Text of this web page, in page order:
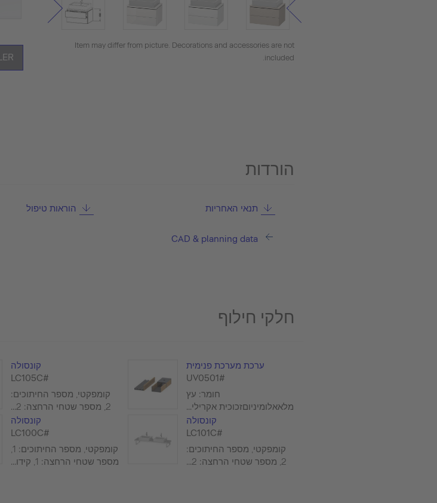
Item may differ from picture. Decorations and accessories are not
included.
הורדות
תנאי האחריות הוראות טיפול
CAD & planning data
חלקי חילוף
ערכת מערכת פנימית
#UV0501
חומר: עץ
מלאאלומיניוםזכוכית אקרילי...
קונסולה
#LC105C
קומפקטי, מספר החיתוכים:
2, מספר שטחי הרחצה: 2...
קונסולה
#LC101C
קומפקטי, מספר החיתוכים:
2, מספר שטחי הרחצה: 2...
קונסולה
#LC100C
קומפקטי, מספר החיתוכים: 1,
מספר שטחי הרחצה: 1, קידו...